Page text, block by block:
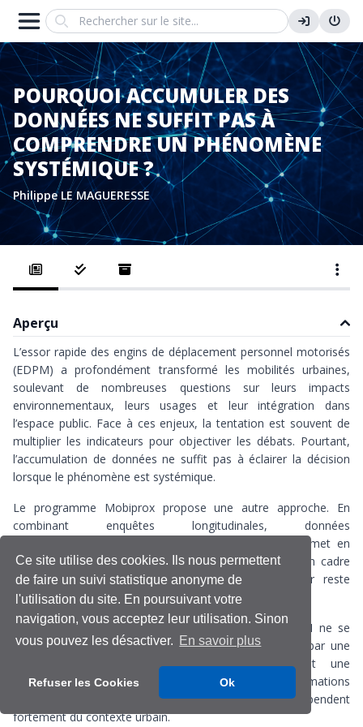
Ce site utilise des cookies. Ils nous permettent
de faire un suivi statistique anonyme de
l'utilisation du site. En poursuivant votre
navigation, vous acceptez leur utilisation. Sinon
vous pouvez les désactiver. En savoir plus
Refuser les Cookies Ok
Search
POURQUOI ACCUMULER DES
DONNÉES NE SUFFIT PAS À
COMPRENDRE UN PHÉNOMÈNE
SYSTÉMIQUE ?
Philippe LE MAGUERESSE
Aperçu
L’essor rapide des engins de déplacement personnel motorisés
(EDPM) a profondément transformé les mobilités urbaines,
soulevant de nombreuses questions sur leurs impacts
environnementaux, leurs usages et leur intégration dans
l’espace public. Face à ces enjeux, la tentation est souvent de
multiplier les indicateurs pour objectiver les débats. Pourtant,
l’accumulation de données ne suffit pas à éclairer la décision
lorsque le phénomène est systémique.
Le programme Mobiprox propose une autre approche. En
combinant enquêtes longitudinales, données
comportementales et analyses environnementales, il met en
évidence la nécessité d’organiser les données dans un cadre
cohérent. Sans cette architecture, chaque indicateur reste
partiel et peut conduire à des interprétations biaisées.
L’analyse révèle notamment que l’adoption des EDPM ne se
traduit pas par une simple substitution modale, mais par une
reconfiguration des chaînes de déplacement et une
augmentation de la multimodalité. Ces transformations
individuelles produisent des effets collectifs qui dépendent
fortement du contexte urbain.